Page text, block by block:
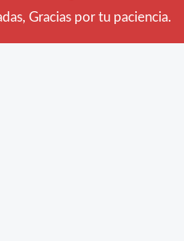
Gracias por tu paciencia.